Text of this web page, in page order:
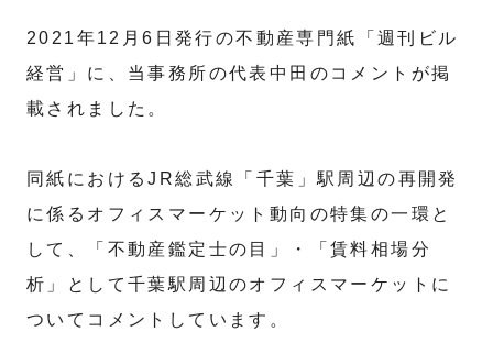
2021年12月6日発行の不動産専門紙「週刊ビル
経営」に、当事務所の代表中田のコメントが掲
載されました。
同紙におけるJR総武線「千葉」駅周辺の再開発
に係るオフィスマーケット動向の特集の一環と
して、「不動産鑑定士の目」・「賃料相場分
析」として千葉駅周辺のオフィスマーケットに
ついてコメントしています。